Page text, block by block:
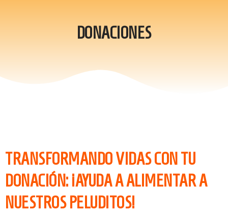
DONACIONES
TRANSFORMANDO VIDAS CON TU
DONACIÓN: ¡AYUDA A ALIMENTAR A
NUESTROS PELUDITOS!